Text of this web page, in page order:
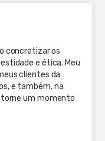
concretizar os
e ética. Meu
clientes da
e também, na
torne um momento